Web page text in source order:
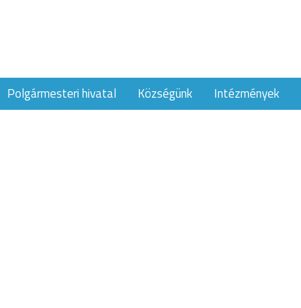
Polgármesteri hivatal Községünk Intézmények